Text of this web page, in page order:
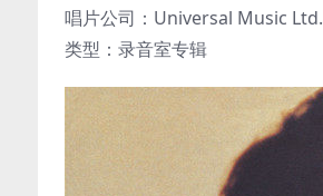
唱片公司：Universal Music Ltd.
类型：录音室专辑